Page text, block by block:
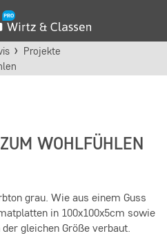
Projekte
WOHLFÜHLEN
grau. Wie aus einem Guss
in 100x100x5cm sowie
gleichen Größe verbaut.